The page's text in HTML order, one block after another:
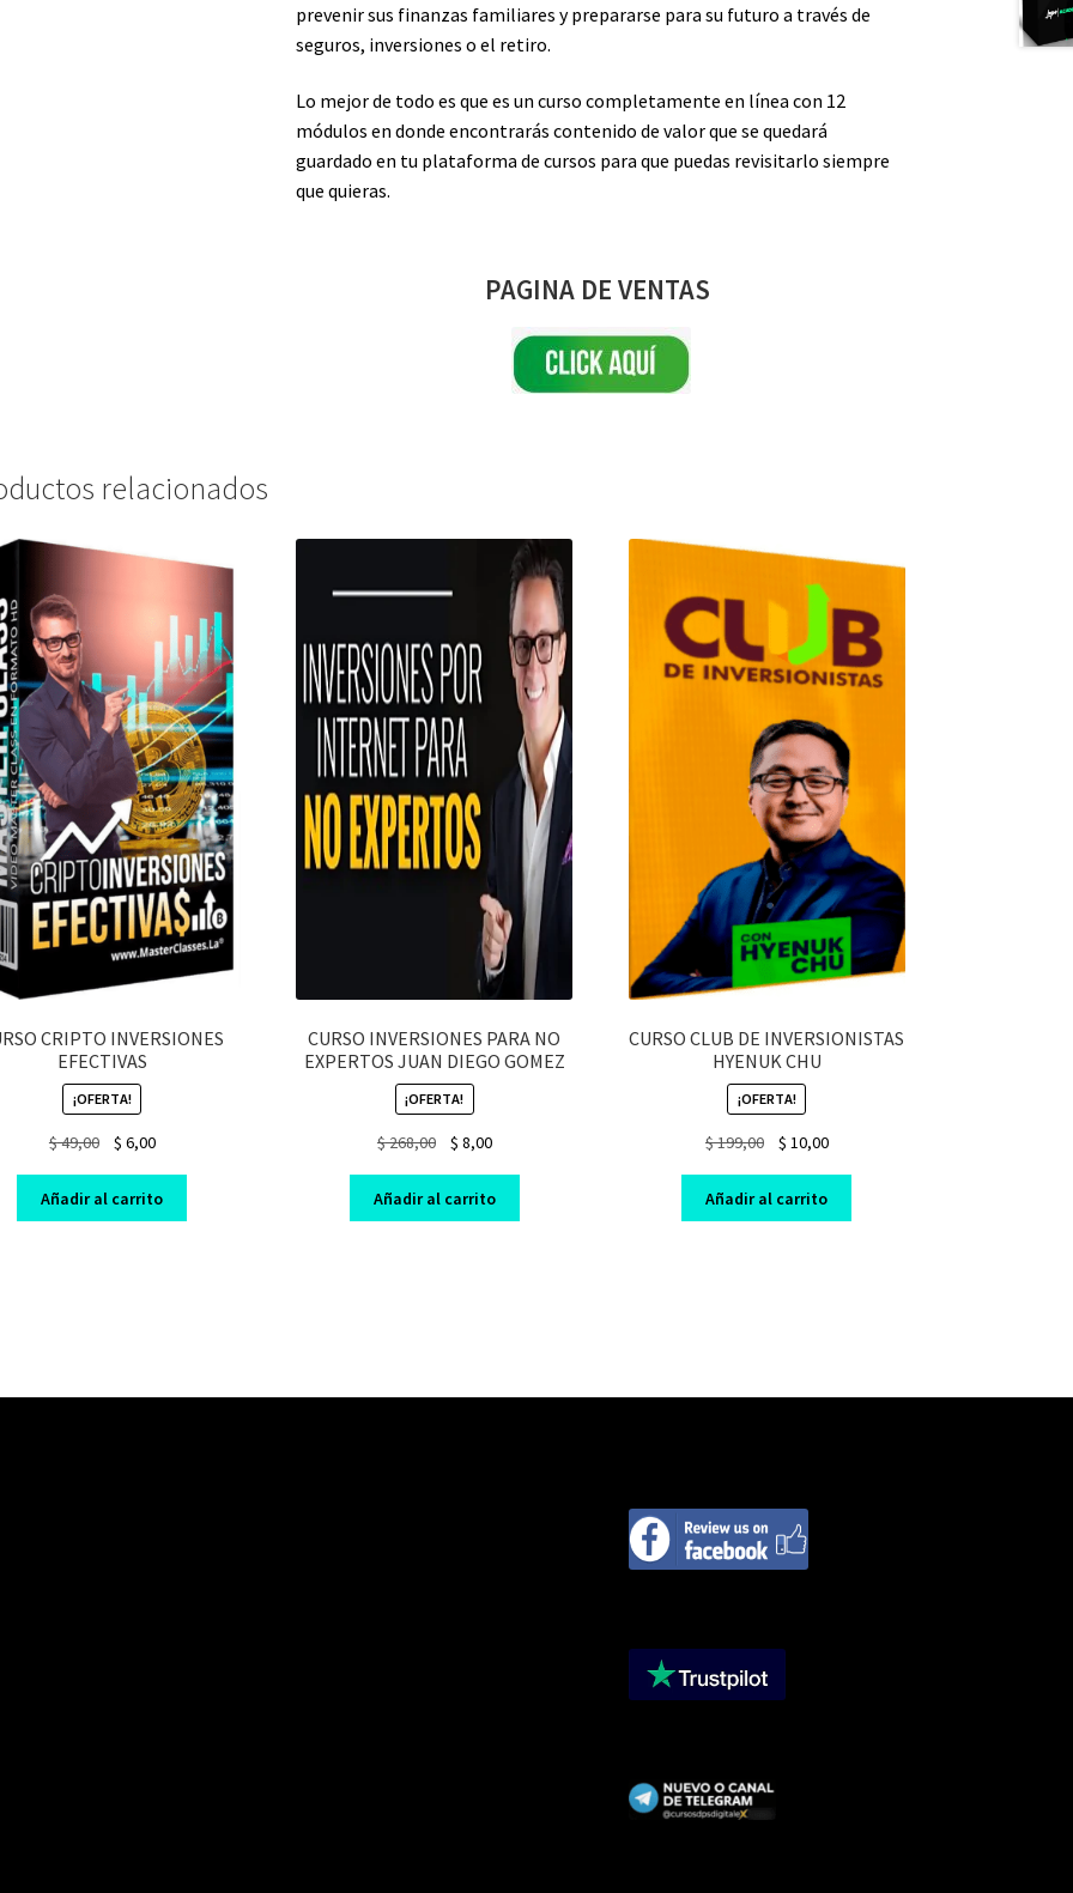
prevenir sus finanzas familiares y prepararse para su futuro a través de
seguros, inversiones o el retiro.
Lo mejor de todo es que es un curso completamente en línea con 12
módulos en donde encontrarás contenido de valor que se quedará
guardado en tu plataforma de cursos para que puedas revisitarlo siempre
que quieras.
PAGINA DE VENTAS
relacionados
CRIPTO INVERSIONES
EFECTIVAS
¡OFERTA!
$49,00
Original
was:
$ 49,00.
$ 6,00Current
is:
$ 6,00.
Añadir al carrito
CURSO INVERSIONES PARA NO
EXPERTOS JUAN DIEGO GOMEZ
¡OFERTA!
$268,00
Original
was:
$ 268,00.
$ 8,00Current
is:
$ 8,00.
Añadir al carrito
CURSO CLUB DE INVERSIONISTAS
HYENUK CHU
¡OFERTA!
$199,00
Original
was:
$ 199,00.
$ 10,00Current
is:
$ 10,00.
Añadir al carrito